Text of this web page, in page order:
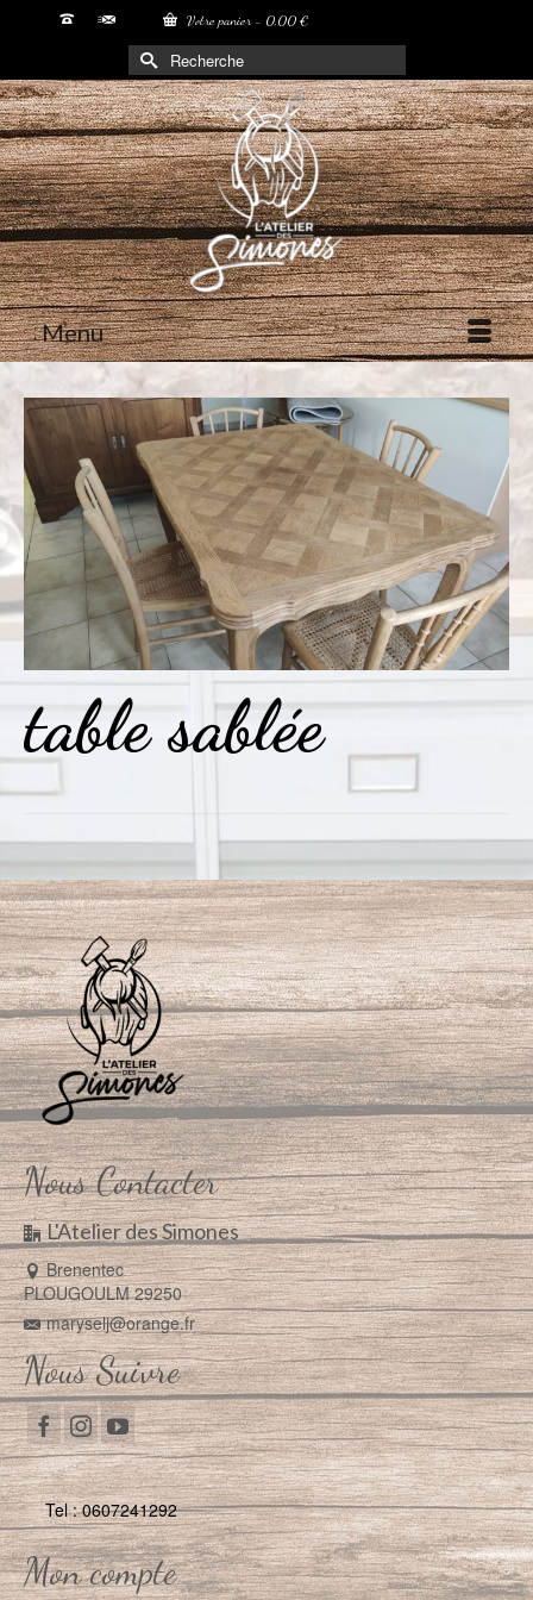
Votre panier- 0,00 €
Rechercher :
Menu
table sablée
Nous Contacter
L'Atelier des Simones
Brenentec
PLOUGOULM 29250
maryselj@orange.fr
Nous Suivre
Tel : 0607241292
Mon compte